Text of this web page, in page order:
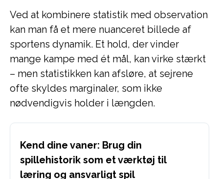
Ved at kombinere statistik med observation
kan man få et mere nuanceret billede af
sportens dynamik. Et hold, der vinder
mange kampe med ét mål, kan virke stærkt
– men statistikken kan afsløre, at sejrene
ofte skyldes marginaler, som ikke
nødvendigvis holder i længden.
Kend dine vaner: Brug din
spillehistorik som et værktøj til
læring og ansvarligt spil